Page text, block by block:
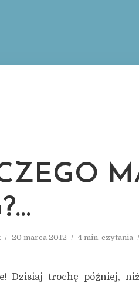
20 marca 2012 4 min. czytania
Dzisiaj trochę później,